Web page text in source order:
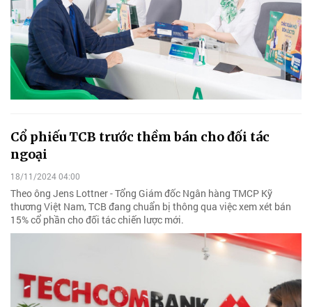
Cổ phiếu TCB trước thềm bán cho đối tác
ngoại
18/11/2024 04:00
Theo ông Jens Lottner - Tổng Giám đốc Ngân hàng TMCP Kỹ
thương Việt Nam, TCB đang chuẩn bị thông qua việc xem xét bán
15% cổ phần cho đối tác chiến lược mới.